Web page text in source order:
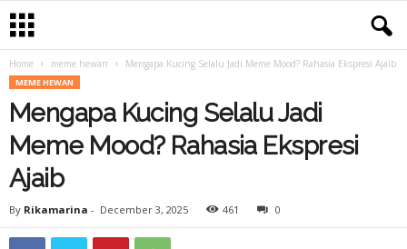
Home meme hewan Mengapa Kucing Selalu Jadi Meme Mood? Rahasia Ekspresi Ajaib
MEME HEWAN
Mengapa Kucing Selalu Jadi
Meme Mood? Rahasia Ekspresi
Ajaib
By Rikamarina - December 3, 2025 461 0